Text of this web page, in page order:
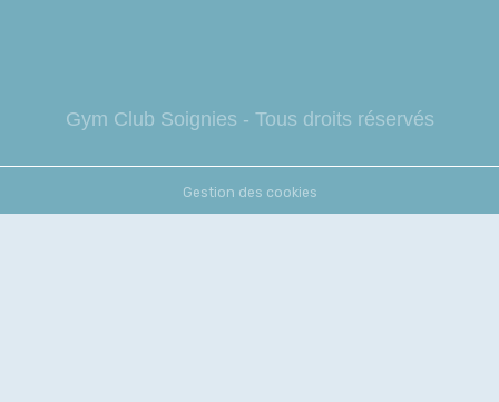
Gym Club Soignies - Tous droits réservés
Gestion des cookies